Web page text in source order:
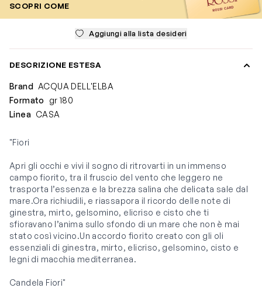
SCOPRI COME
Aggiungi alla lista desideri
DESCRIZIONE ESTESA
Brand ACQUA DELL'ELBA
Formato
gr 180
Linea CASA
"Fiori
Apri gli occhi e vivi il sogno di ritrovarti in un immenso
campo fiorito, tra il fruscio del vento che leggero ne
trasporta l’essenza e la brezza salina che delicata sale dal
mare.Ora richiudili, e riassapora il ricordo delle note di
ginestra, mirto, gelsomino, elicriso e cisto che ti
sfioravano l’anima sullo sfondo di un mare che non è mai
stato così vicino.Un accordo fiorito creato con gli oli
essenziali di ginestra, mirto, elicriso, gelsomino, cisto e
legni di macchia mediterranea.
Candela Fiori"